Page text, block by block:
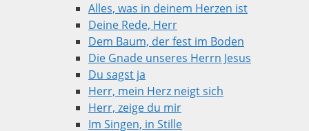
Alles, was in deinem Herzen ist
Deine Rede, Herr
Dem Baum, der fest im Boden
Die Gnade unseres Herrn Jesus
Du sagst ja
Herr, mein Herz neigt sich
Herr, zeige du mir
Im Singen, in Stille